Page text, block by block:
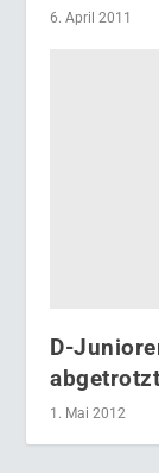
6. April 2011
D-
abgetrotzt
1. Mai 2012